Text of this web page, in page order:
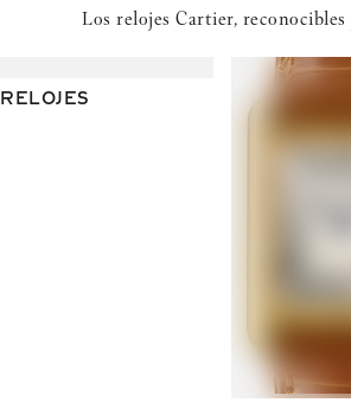
Los relojes Cartier,
RELOJES